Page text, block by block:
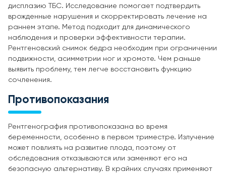
дисплазию ТБС. Исследование помогает подтвердить
врожденные нарушения и скорректировать лечение на
раннем этапе. Метод подходит для динамического
наблюдения и проверки эффективности терапии.
Рентгеновский снимок бедра необходим при ограничении
подвижности, асимметрии ног и хромоте. Чем раньше
выявить проблему, тем легче восстановить функцию
сочленения.
Противопоказания
Рентгенография противопоказана во время
беременности, особенно в первом триместре. Излучение
может повлиять на развитие плода, поэтому от
обследования отказываются или заменяют его на
безопасную альтернативу. В крайних случаях применяют